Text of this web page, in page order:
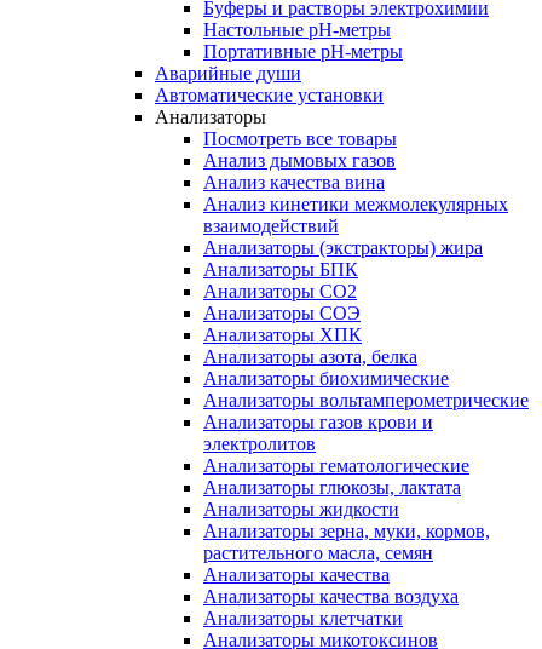
Буферы и растворы электрохимии
Настольные рН-метры
Портативные рН-метры
Аварийные души
Автоматические установки
Анализаторы
Посмотреть все товары
Анализ дымовых газов
Анализ качества вина
Анализ кинетики межмолекулярных
взаимодействий
Анализаторы (экстракторы) жира
Анализаторы БПК
Анализаторы СО2
Анализаторы СОЭ
Анализаторы ХПК
Анализаторы азота, белка
Анализаторы биохимические
Анализаторы вольтамперометрические
Анализаторы газов крови и
электролитов
Анализаторы гематологические
Анализаторы глюкозы, лактата
Анализаторы жидкости
Анализаторы зерна, муки, кормов,
растительного масла, семян
Анализаторы качества
Анализаторы качества воздуха
Анализаторы клетчатки
Анализаторы микотоксинов